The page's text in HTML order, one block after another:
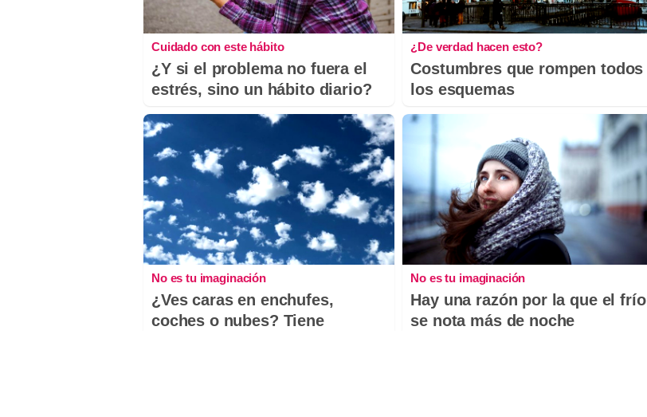
Cuidado con este hábito
¿Y si el problema no fuera el
estrés, sino un hábito diario?
¿De verdad hacen esto?
Costumbres que rompen todos
los esquemas
No es tu imaginación
¿Ves caras en enchufes,
coches o nubes? Tiene
No es tu imaginación
Hay una razón por la que el frío
se nota más de noche